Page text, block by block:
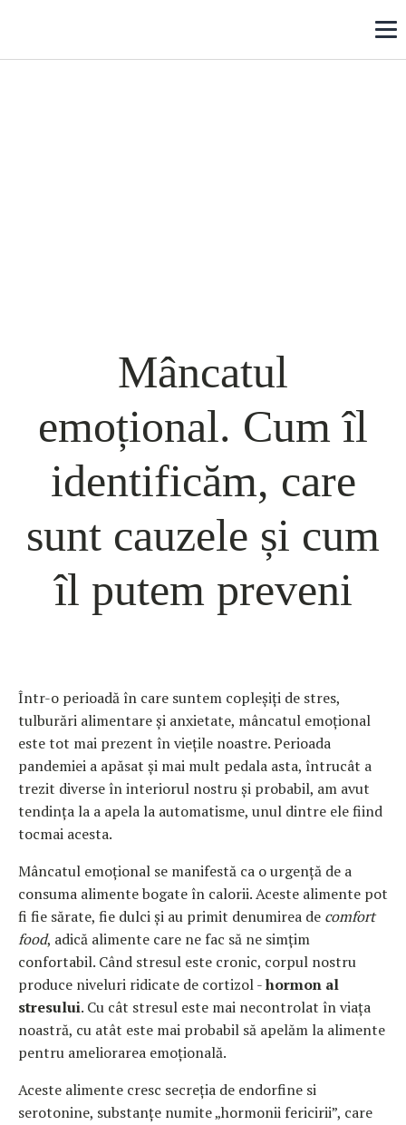
Mâncatul
emoțional. Cum îl
identificăm, care
sunt cauzele și cum
îl putem preveni
Într-o perioadă în care suntem copleșiți de stres,
tulburări alimentare și anxietate, mâncatul emoțional
este tot mai prezent în viețile noastre. Perioada
pandemiei a apăsat și mai mult pedala asta, întrucât a
trezit diverse în interiorul nostru și probabil, am avut
tendința la a apela la automatisme, unul dintre ele fiind
tocmai acesta.
Mâncatul emoțional se manifestă ca o urgență de a
consuma alimente bogate în calorii. Aceste alimente pot
fi fie sărate, fie dulci și au primit denumirea de comfort
food, adică alimente care ne fac să ne simțim
confortabil. Când stresul este cronic, corpul nostru
produce niveluri ridicate de cortizol -hormon al
stresului. Cu cât stresul este mai necontrolat în viața
noastră, cu atât este mai probabil să apelăm la alimente
pentru ameliorarea emoțională.
Aceste alimente cresc secreția de endorfine si
serotonine, substanțe numite „hormonii fericirii”, care